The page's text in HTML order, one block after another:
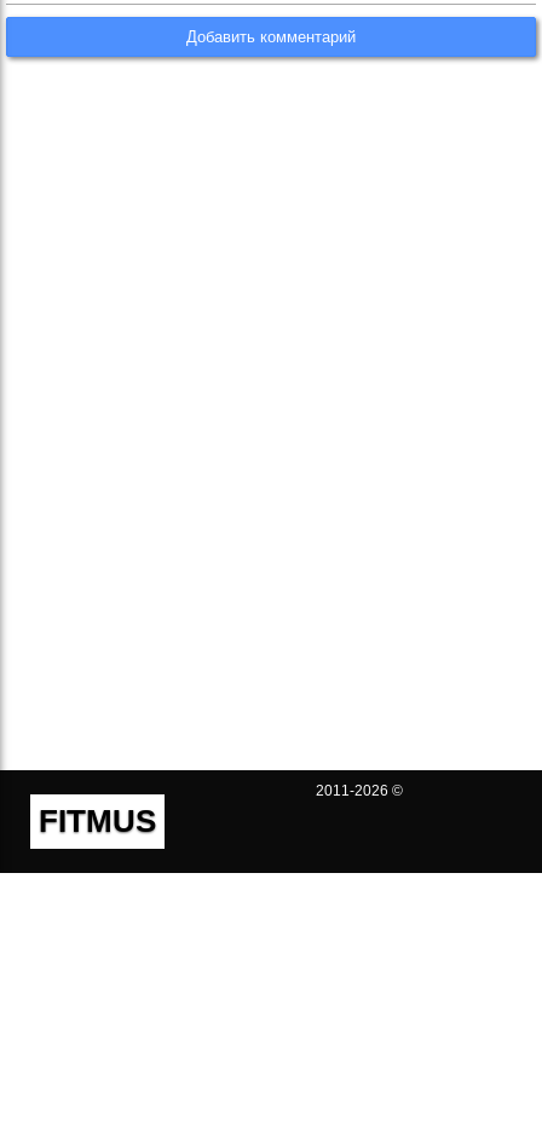
Добавить комментарий
FITMUS
2011-2026 ©